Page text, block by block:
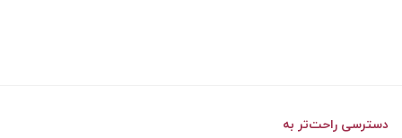
دسترسی راحت‌تر به